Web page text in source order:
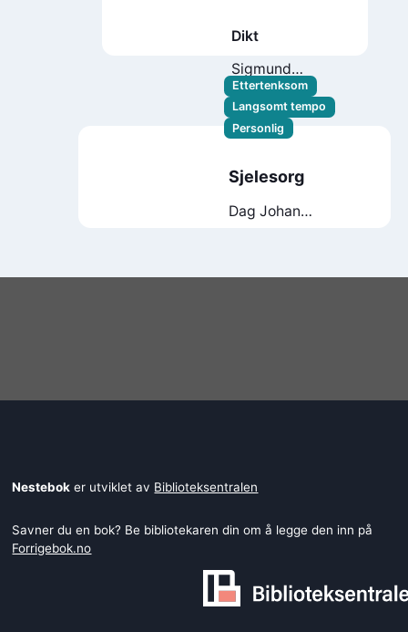
Dikt
Sigmund
Løvåsen
Ettertenksom
Langsomt tempo
Personlig
Sjelesorg
Dag Johan
Nestebok er utviklet av Biblioteksentralen
Savner du en bok? Be bibliotekaren din om å legge den inn på
Forrigebok.no